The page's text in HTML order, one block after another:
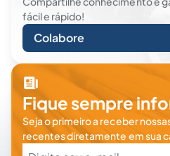
fácil e rápido!
Colabore
Fique sempre
Seja o primeiro a receber
recentes diretamente em sua